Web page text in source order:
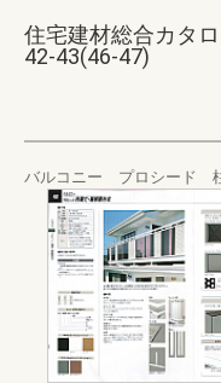
住宅建材総合カタ
42-43(46-47)
バルコニー プロシード